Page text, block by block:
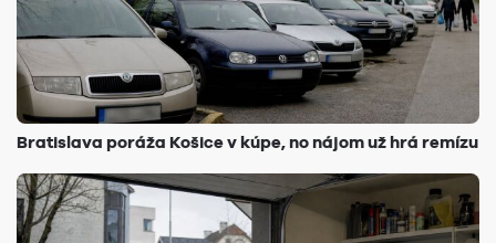
Bratislava poráža Košice v kúpe, no nájom už hrá remízu